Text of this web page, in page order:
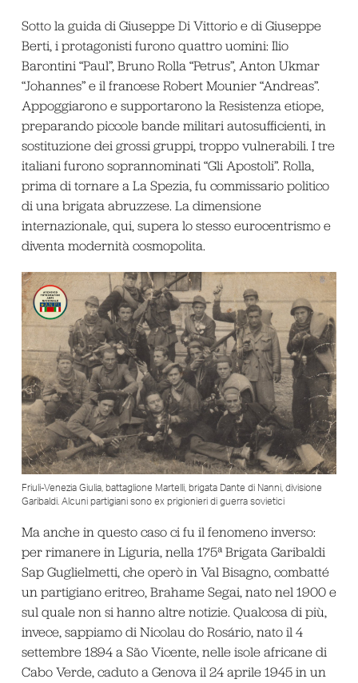
Sotto la guida di Giuseppe Di Vittorio e di Giuseppe
Berti, i protagonisti furono quattro uomini: Ilio
Barontini “Paul”, Bruno Rolla “Petrus”, Anton Ukmar
“Johannes” e il francese Robert Mounier “Andreas”.
Appoggiarono e supportarono la Resistenza etiope,
preparando piccole bande militari autosufficienti, in
sostituzione dei grossi gruppi, troppo vulnerabili. I tre
italiani furono soprannominati “Gli Apostoli”. Rolla,
prima di tornare a La Spezia, fu commissario politico
di una brigata abruzzese. La dimensione
internazionale, qui, supera lo stesso eurocentrismo e
diventa modernità cosmopolita.
Friuli-Venezia Giulia, battaglione Martelli, brigata Dante di Nanni, divisione
Garibaldi. Alcuni partigiani sono ex prigionieri di guerra sovietici
Ma anche in questo caso ci fu il fenomeno inverso:
per rimanere in Liguria, nella 175ª Brigata Garibaldi
Sap Guglielmetti, che operò in Val Bisagno, combatté
un partigiano eritreo, Brahame Segai, nato nel 1900 e
sul quale non si hanno altre notizie. Qualcosa di più,
invece, sappiamo di Nicolau do Rosário, nato il 4
settembre 1894 a São Vicente, nelle isole africane di
Cabo Verde, caduto a Genova il 24 aprile 1945 in un